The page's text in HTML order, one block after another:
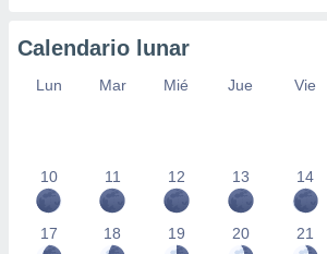
Calendario lunar
Lun Mar Mié Jue Vie
10 11 12 13 14
17 18 19 20 21